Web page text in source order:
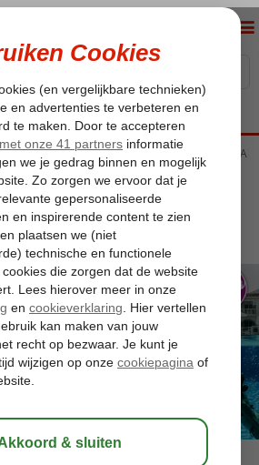
Fly & Go Meandros Boutique Hotel & SPA
Boutique Hotel &
-Hotel